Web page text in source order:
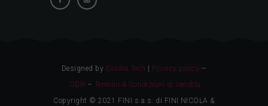
Designed by Exodia.Tech Privacy policy –
ODR – Termini & Condizioni di Vendita
Copyright © 2021 FINI s.a.s. di FINI NICOLA &